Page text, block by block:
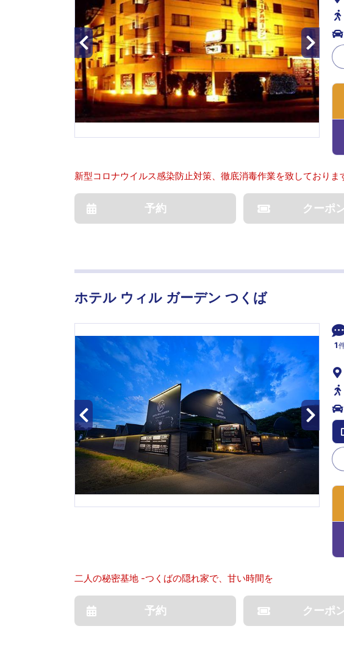
新型コロナウイルス感染防止対策、徹底消毒作業を致しておりま
予約 クーポ
ホテル ウィル ガーデン つくば
1
二人の秘密基地 -つくばの隠れ家で、甘い時間を
予約 クーポ